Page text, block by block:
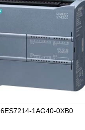
6ES7214-1AG40-0XB0